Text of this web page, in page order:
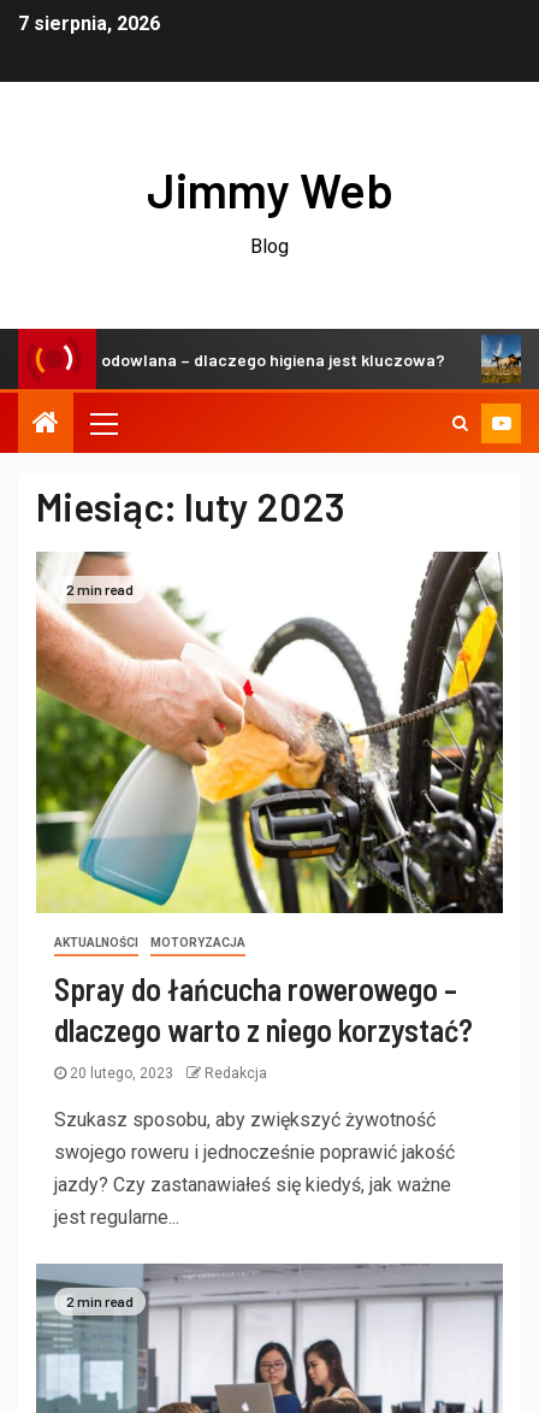
7 sierpnia, 2026
Jimmy Web
Blog
hodowlana – dlaczego higiena jest kluczowa?
Miesiąc: luty 2023
2 min read
AKTUALNOŚCI MOTORYZACJA
Spray do łańcucha rowerowego –
dlaczego warto z niego korzystać?
20 lutego, 2023 Redakcja
Szukasz sposobu, aby zwiększyć żywotność
swojego roweru i jednocześnie poprawić jakość
jazdy? Czy zastanawiałeś się kiedyś, jak ważne
jest regularne...
2 min read